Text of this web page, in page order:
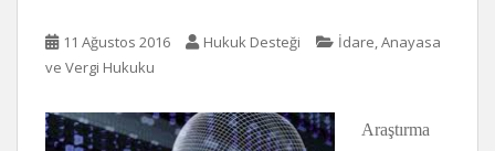
11 Ağustos 2016 Hukuk Desteği
İdare, Anayasa
ve Vergi Hukuku
Araştırma